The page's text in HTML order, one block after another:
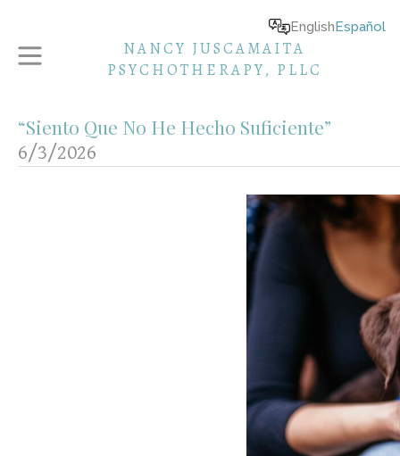
EnglishEspañol
NANCY JUSCAMAITA
PSYCHOTHERAPY, PLLC
“Siento Que No He Hecho Suficiente”
6/3/2026